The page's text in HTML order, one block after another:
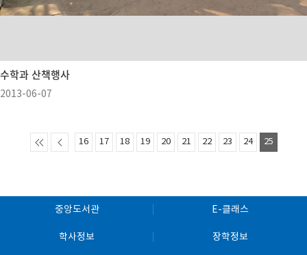
수학과 산책행사
2013-06-07
16 17 18 19 20 21 22 23 24 25
중앙도서관 E-클래스
학사정보 장학정보